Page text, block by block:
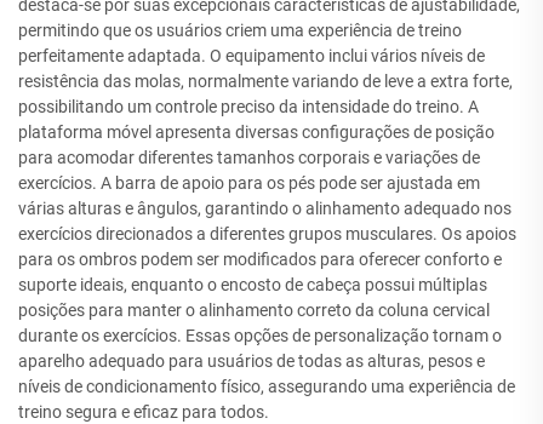
destaca-se por suas excepcionais características de ajustabilidade,
permitindo que os usuários criem uma experiência de treino
perfeitamente adaptada. O equipamento inclui vários níveis de
resistência das molas, normalmente variando de leve a extra forte,
possibilitando um controle preciso da intensidade do treino. A
plataforma móvel apresenta diversas configurações de posição
para acomodar diferentes tamanhos corporais e variações de
exercícios. A barra de apoio para os pés pode ser ajustada em
várias alturas e ângulos, garantindo o alinhamento adequado nos
exercícios direcionados a diferentes grupos musculares. Os apoios
para os ombros podem ser modificados para oferecer conforto e
suporte ideais, enquanto o encosto de cabeça possui múltiplas
posições para manter o alinhamento correto da coluna cervical
durante os exercícios. Essas opções de personalização tornam o
aparelho adequado para usuários de todas as alturas, pesos e
níveis de condicionamento físico, assegurando uma experiência de
treino segura e eficaz para todos.